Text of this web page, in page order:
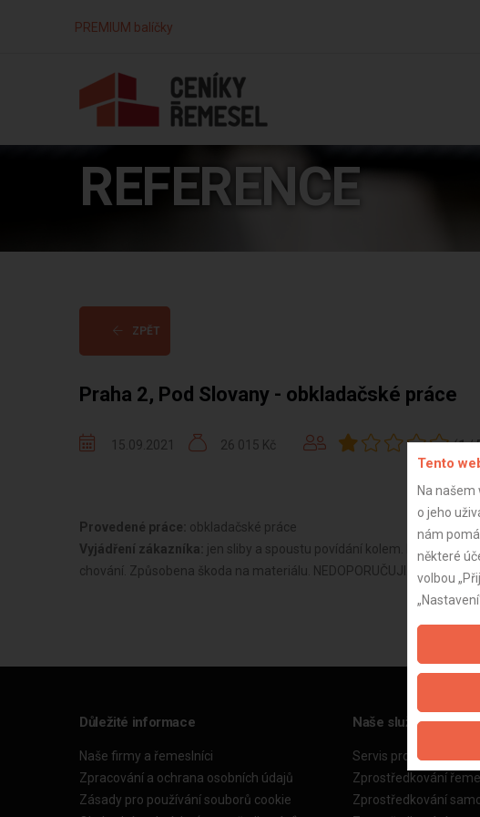
PREMIUM balíčky
REFERENCE
ZPĚT
Praha 2, Pod Slovany - obkladačské práce
15.09.2021 26 015 Kč (1/
Provedené práce: obkladačské práce
Vyjádření zákazníka: jen sliby a spoustu povídání kolem. Bez nářadí
chování. Způsobena škoda na materiálu. NEDOPORUČUJI.
Důležité informace
Naše firmy a řemeslníci
Zpracování a ochrana osobních údajů
Zásady pro používání souborů cookie
Naše služby
Servis pro stavební
Zprostředkování
Zprostředkování
Tento
Na
o jeho
nám
některé
volbou